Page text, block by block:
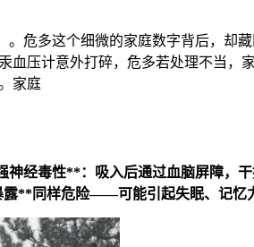
。危多这个细微的家庭数字背后，却
血压计意外打碎，危多若处理不当，
家庭
神经毒性**：吸入后通过血脑屏障，
露**同样危险——可能引起失眠、记忆